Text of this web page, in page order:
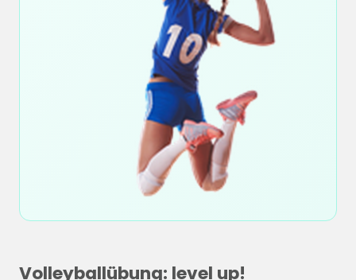
Volleyballübung: level up!